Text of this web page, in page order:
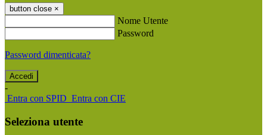
button close ×
Nome Utente
Password
Password dimenticata?
-
Entra con SPID Entra con CIE
Seleziona utente